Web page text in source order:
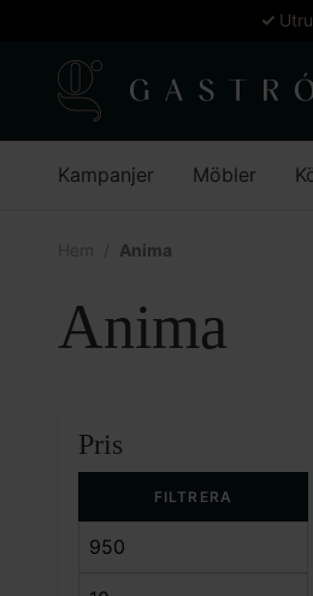
Kampanjer Möbler
Anima
Anima
Pris
FILTRERA